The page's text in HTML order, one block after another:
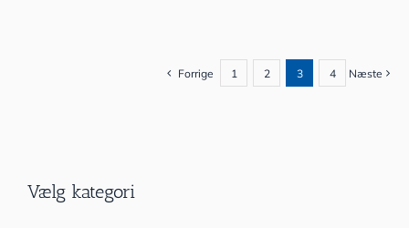
Forrige 1 2 3 4 Næste
Vælg kategori